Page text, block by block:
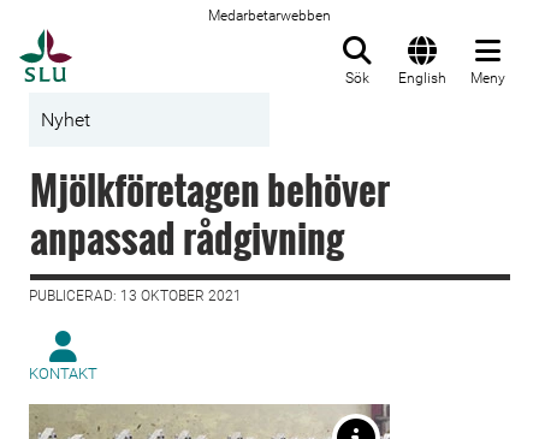
Medarbetarwebben
Sök English Meny
Nyhet
Mjölkföretagen behöver
anpassad rådgivning
PUBLICERAD: 13 OKTOBER 2021
KONTAKT